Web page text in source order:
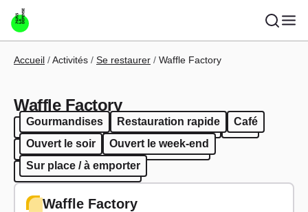
Aller au contenu principal
Fil d'Ariane
Accueil Activités Se restaurer Waffle Factory
Waffle Factory
Gourmandises Restauration rapide
Café
Ouvert le soir
Ouvert le week-end
Sur place / à emporter
Gourmandises Restauration rapide
Café
Ouvert le soir
Ouvert le week-end
Sur place / à emporter
Waffle Factory